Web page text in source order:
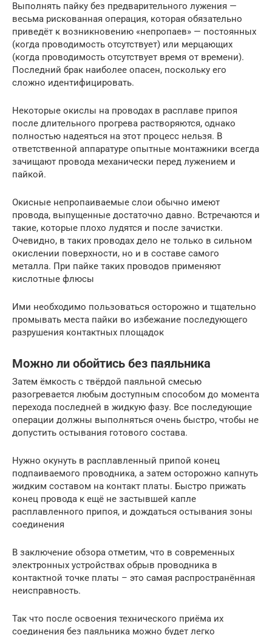
Выполнять пайку без предварительного лужения —
весьма рискованная операция, которая обязательно
приведёт к возникновению «непропаев» — постоянных
(когда проводимость отсутствует) или мерцающих
(когда проводимость отсутствует время от времени).
Последний брак наиболее опасен, поскольку его
сложно идентифицировать.
Некоторые окислы на проводах в расплаве припоя
после длительного прогрева растворяются, однако
полностью надеяться на этот процесс нельзя. В
ответственной аппаратуре опытные монтажники всегда
зачищают провода механически перед лужением и
пайкой.
Окисные непропаиваемые слои обычно имеют
провода, выпущенные достаточно давно. Встречаются и
такие, которые плохо лудятся и после зачистки.
Очевидно, в таких проводах дело не только в сильном
окислении поверхности, но и в составе самого
металла. При пайке таких проводов применяют
кислотные флюсы
Ими необходимо пользоваться осторожно и тщательно
промывать места пайки во избежание последующего
разрушения контактных площадок
Можно ли обойтись без паяльника
Затем ёмкость с твёрдой паяльной смесью
разогревается любым доступным способом до момента
перехода последней в жидкую фазу. Все последующие
операции должны выполняться очень быстро, чтобы не
допустить остывания готового состава.
Нужно окунуть в расплавленный припой конец
подпаиваемого проводника, а затем осторожно капнуть
жидким составом на контакт платы. Быстро прижать
конец провода к ещё не застывшей капле
расплавленного припоя, и дождаться остывания зоны
соединения
В заключение обзора отметим, что в современных
электронных устройствах обрыв проводника в
контактной точке платы – это самая распространённая
неисправность.
Так что после освоения технического приёма их
соединения без паяльника можно будет легко